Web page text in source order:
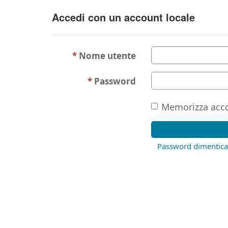
Accedi con un account locale
Nome utente
Password
Memorizza
Password